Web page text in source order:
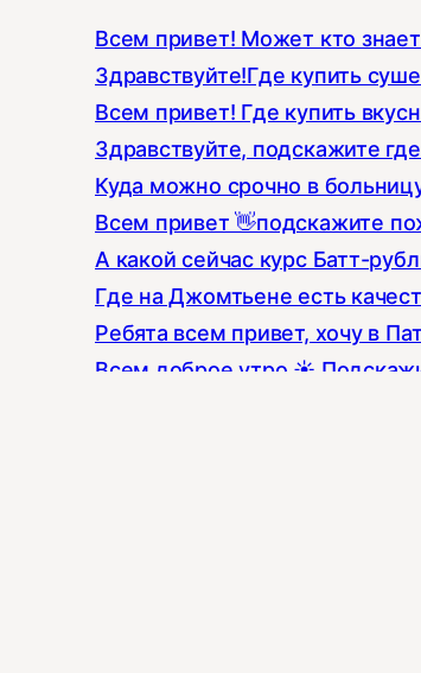
Всем привет! Может кто
Здравствуйте!Где купить
Всем привет! Где купить
Здравствуйте, подскажите
Куда можно срочно в
Всем привет 👋подскажите
А какой сейчас курс Батт-
Где на Джомтьене есть
Ребята всем привет, хочу в
Всем доброе утро ☀️